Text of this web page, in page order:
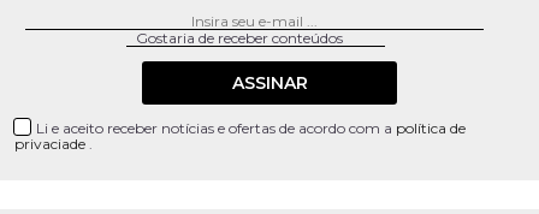
ASSINAR
Li e aceito receber notícias e ofertas de acordo com a política de
privaciade